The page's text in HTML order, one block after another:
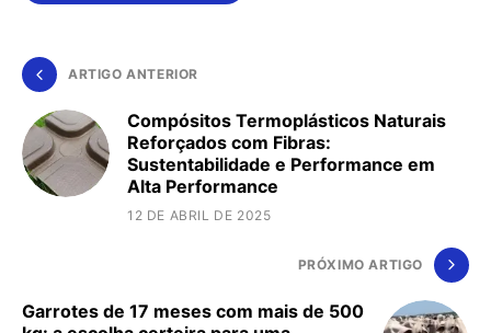
ARTIGO ANTERIOR
Compósitos Termoplásticos Naturais
Reforçados com Fibras:
Sustentabilidade e Performance em
Alta Performance
12 DE ABRIL DE 2025
PRÓXIMO ARTIGO
Garrotes de 17 meses com mais de 500